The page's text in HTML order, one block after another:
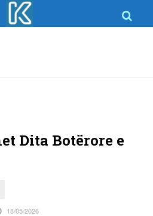
Dita Botërore e
18/05/2026